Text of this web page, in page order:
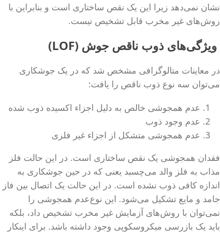
نشان نمی‌دهد زیرا این یک نقص ساختاری است و بنابراین با
روش‌های غیر مخرب قابل تشخیص نیست.
ویژگی‌های ذوب ناقص جوش (LOF)
در معاینات متالوگرافی مشخص شد که در یک جوشکاری
می‌توان سه نوع ذوب ناقص را یافت:
عدم همجوشی خالص به دلیل اجزاء اکسیده ذوب شده
عدم وجود ذوب
عدم همجوشی متشکل از اجزاء غیر فلزی
فقدان همجوشی یک نقص ساختاری است. در این حالت فلز
مذاب به فلز والد می‌چسبد یعنی که در حین جوشکاری به
اندازه کافی ذوب نشده است. در این حالت یک اتصال بین فاز
جامد و مایع تشکیل می‌شود. این نوع‌عدم همجوشی را
نمی‌توان با روش‌های آزمایش غیر مخرب تشخیص داد، بلکه
باید یک بازرسی میکروسکوپی وجود داشته باشد. برای اینکار